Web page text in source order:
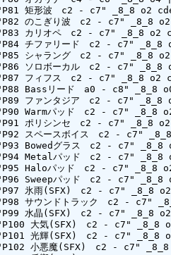
矩形波　c2 - c7" _8_8 o2
のこぎり波　c2 - c7" _8_8
カリオペ　c2 - c7" _8_8
チファリード　c2 - c7"
シャラング　c2 - c7" _8_8
ソロボーカル　c2 - c7"
フィフス　c2 - c7" _8_8
Bassリード　a0 - c8"
ファンタジア　c2 - c7"
Warmパッド　c2 - c7"
ポリシンセ　c2 - c7" _8_8
スペースボイス　c2 - c7"
Bowedグラス　c2 - c7"
Metalパッド　c2 - c7"
Haloパッド　c2 - c7"
Sweepパッド　c2 - c7"
氷雨(SFX)　c2 - c7" _8_8
サウンドトラック　c2 -
水晶(SFX)　c2 - c7" _8_8
大気(SFX)　c2 - c7"
光輝(SFX)　c2 - c7"
小悪魔(SFX)　c2 - c7"